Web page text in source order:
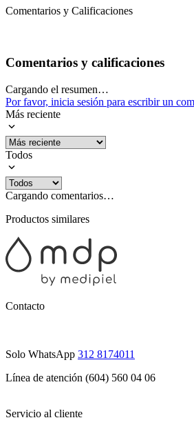
Comentarios y Calificaciones
Comentarios y calificaciones
Cargando el resumen…
Por favor, inicia sesión para escribir un
Más reciente
Todos
Cargando comentarios…
Productos similares
Contacto
Solo WhatsApp 312 8174011
Línea de atención (604) 560 04 06
Servicio al cliente